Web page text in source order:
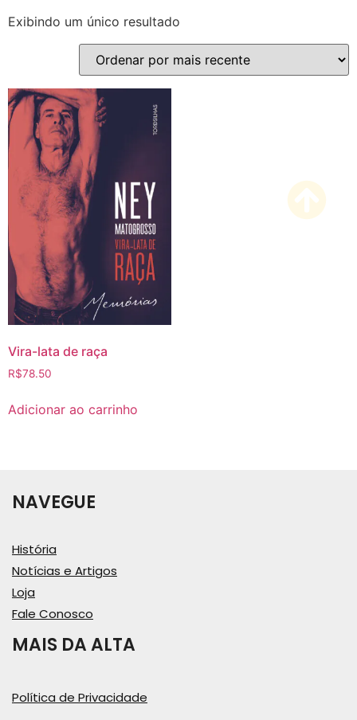
Exibindo um único resultado
Vira-lata de raça
R$78.50
Adicionar ao carrinho
NAVEGUE
História
Notícias e Artigos
Loja
Fale Conosco
MAIS DA ALTA
Política de Privacidade